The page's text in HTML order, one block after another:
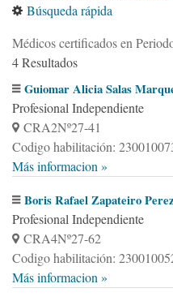
Búsqueda rápida
Médicos certificados en
4 Resultados
Guiomar Alicia Salas
Profesional Independiente
CRA2Nº27-41
Codigo habilitación:
Más informacion »
Boris Rafael Zapateiro Perez
Profesional Independiente
CRA4Nº27-62
Codigo habilitación:
Más informacion »